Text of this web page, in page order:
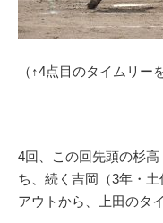
（↑4点目のタイムリー
4回、この回先頭の杉
ち、続く吉岡（3年・
アウトから、上田のタ